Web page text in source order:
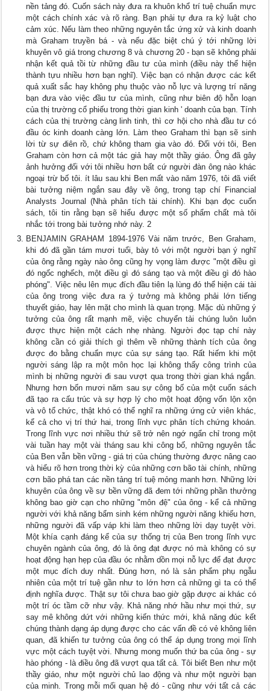
nền tảng đó. Cuốn sách này đưa ra khuôn khổ trí tuệ chuẩn mực
một cách chính xác và rõ ràng. Bạn phải tự đưa ra kỷ luật cho
cảm xúc. Nếu làm theo những nguyên tắc ứng xử và kinh doanh
mà Graham truyền bá - và nếu đặc biệt chú ý tới những lời
khuyên vô giá trong chương 8 và chương 20 - bạn sẽ không phải
nhận kết quả tồi từ những đầu tư của mình (điều này thể hiện
thành tựu nhiều hơn bạn nghĩ). Việc bạn có nhận được các kết
quả xuất sắc hay không phụ thuộc vào nỗ lực và lượng trí năng
bạn đưa vào việc đầu tư của mình, cũng như biên độ hỗn loạn
của thị trường cổ phiếu trong thời gian kinh ' doanh của bạn. Tính
cách của thị trường càng linh tinh, thì cơ hội cho nhà đầu tư có
đầu óc kinh doanh càng lớn. Làm theo Graham thì bạn sẽ sinh
lời từ sự điên rồ, chứ không tham gia vào đó. Đối với tôi, Ben
Graham còn hơn cả một tác giả hay một thầy giáo. Ông đã gây
ảnh hưởng đối với tôi nhiều hơn bất cứ người đàn ông nào khác
ngoại trừ bố tôi. ít lâu sau khi Ben mất vào năm 1976, tôi đã viết
bài tưởng niệm ngắn sau đây về ông, trong tạp chí Financial
Analysts Journal (Nhà phân tích tài chính). Khi bạn đọc cuốn
sách, tôi tin rằng bạn sẽ hiểu được một số phẩm chất mà tôi
nhắc tới trong bài tưởng nhớ này. 2
BENJAMIN GRAHAM 1894-1976 Vài năm trước, Ben Graham,
khi đó đã gần tám mươi tuổi, bày tỏ với một người bạn ý nghĩ
của ông rằng ngày nào ông cũng hy vọng làm được "một điều gì
đó ngốc nghếch, một điều gì đó sáng tạo và một điều gì đó hào
phóng". Việc nêu lên mục đích đầu tiên lạ lùng đó thể hiện cái tài
của ông trong việc đưa ra ý tưởng mà không phải lớn tiếng
thuyết giáo, hay lên mặt cho mình là quan trọng. Mặc dù những ý
tưởng của ông rất mạnh mẽ, việc chuyển tải chúng luôn luôn
được thực hiện một cách nhẹ nhàng. Người đọc tạp chí này
không cần có giải thích gì thêm về những thành tích của ông
được đo bằng chuẩn mực của sự sáng tạo. Rất hiếm khi một
người sáng lập ra một môn học lại không thấy công trình của
mình bị những người đi sau vượt qua trong thời gian khá ngắn.
Nhưng hơn bốn mươi năm sau sự công bố của một cuốn sách
đã tạo ra cấu trúc và sự hợp lý cho một hoạt động vốn lộn xộn
và vô tổ chức, thật khó có thể nghĩ ra những ứng cử viên khác,
kể cả cho vị trí thứ hai, trong lĩnh vực phân tích chứng khoán.
Trong lĩnh vực nơi nhiều thứ sẽ trở nên ngớ ngẩn chỉ trong một
vài tuần hay một vài tháng sau khi công bố, những nguyên tắc
của Ben vẫn bền vững - giá trị của chúng thường được nâng cao
và hiểu rõ hơn trong thời kỳ của những cơn bão tài chính, những
cơn bão phá tan các nền tảng trí tuệ mỏng manh hơn. Những lời
khuyên của ông về sự bền vững đã đem tới những phần thưởng
không bao giờ cạn cho những "môn đệ" của ông - kể cả những
người với khả năng bẩm sinh kém những người năng khiếu hơn,
những người đã vấp váp khi làm theo những lời dạy tuyệt vời.
Một khía cạnh đáng kể của sự thống trị của Ben trong lĩnh vực
chuyên ngành của ông, đó là ông đạt được nó mà không có sự
hoạt động hạn hẹp của đầu óc nhằm dồn mọi nỗ lực để đạt được
một mục đích duy nhất. Đúng hơn, nó là sản phẩm phụ ngẫu
nhiên của một trí tuệ gần như to lớn hơn cả những gì ta có thể
định nghĩa được. Thật sự tôi chưa bao giờ gặp được ai khác có
một trí óc tầm cỡ như vậy. Khả năng nhớ hầu như mọi thứ, sự
say mê không dứt với những kiến thức mới, khả năng đúc kết
chúng thành dạng áp dụng được cho các vấn đề có vẻ không liên
quan, đã khiến tư tưởng của ông có thể áp dụng trong mọi lĩnh
vực một cách tuyệt vời. Nhưng mong muốn thứ ba của ông - sự
hào phóng - là điều ông đã vượt qua tất cả. Tôi biết Ben như một
thầy giáo, như một người chủ lao động và như một người bạn
của minh. Trong mỗi mối quan hệ đó - cũng như với tất cả các